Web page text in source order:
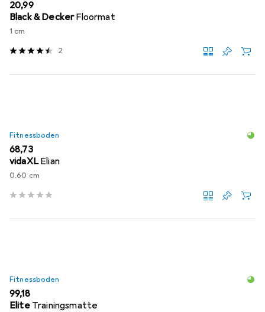
EUR
20,99
Black & DeckerFloormat
1 cm
2
Fitnessboden
EUR
68,73
vidaXL Elian
0.60 cm
Fitnessboden
EUR
99,18
Elite Trainingsmatte